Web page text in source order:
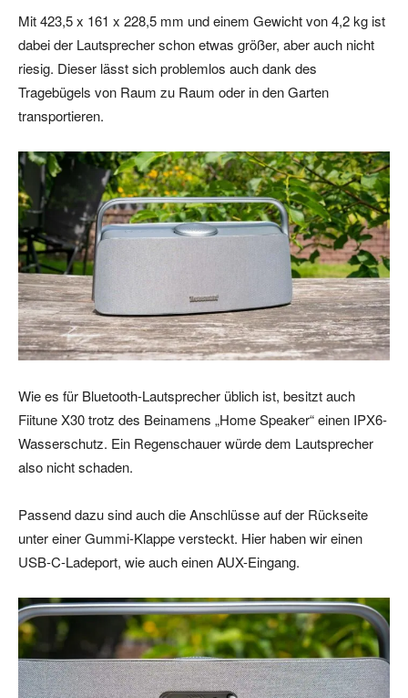
Mit 423,5 x 161 x 228,5 mm und einem Gewicht von 4,2 kg ist
dabei der Lautsprecher schon etwas größer, aber auch nicht
riesig. Dieser lässt sich problemlos auch dank des
Tragebügels von Raum zu Raum oder in den Garten
transportieren.
Wie es für Bluetooth-Lautsprecher üblich ist, besitzt auch
Fiitune X30 trotz des Beinamens „Home Speaker“ einen IPX6-
Wasserschutz. Ein Regenschauer würde dem Lautsprecher
also nicht schaden.
Passend dazu sind auch die Anschlüsse auf der Rückseite
unter einer Gummi-Klappe versteckt. Hier haben wir einen
USB-C-Ladeport, wie auch einen AUX-Eingang.